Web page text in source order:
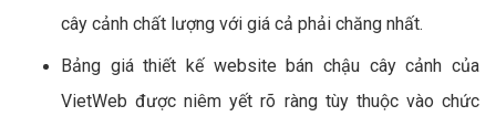
cây cảnh chất lượng với giá cả phải chăng nhất.
Bảng giá thiết kế website bán chậu cây cảnh của
VietWeb được niêm yết rõ ràng tùy thuộc vào chức